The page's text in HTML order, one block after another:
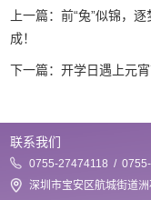
上一篇：前“兔”似锦，
成！
下一篇：开学日遇上元
联系我们
0755-27474118 /
深圳市宝安区航城街道